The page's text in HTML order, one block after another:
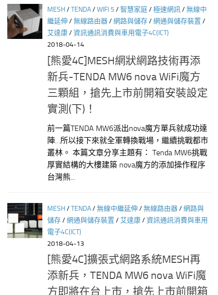
MESH/TENDA/WIFI 5 /智慧家庭/極速網訊/無線中
繼延伸/無線路由器/網路與儲存/網通與儲存裝置 /
艾達康/資訊通訊消費與車用電子4C(ICT)
2018-04-14
[熊愛4C]MESH網狀網路技術再添
新兵-TENDA MW6 nova WiFi魔方
三顆組，搶先上市前開箱安裝設定
實測(下)！
前一篇TENDA MW6派出nova魔方單兵就成功達
陣…所以接下來就全軍轉換戰場，繼續挑戰都市
叢林。 本篇文章分享主題有： Tenda MW6挑戰
厚實結構的大樓建築 nova魔方的添加操作程序
台灣熊...
MESH/TENDA/無線中繼延伸/無線路由器/網路與
儲存/網通與儲存裝置 / 艾達康/資訊通訊消費與車用
電子4C(ICT)
2018-04-13
[熊愛4C]擴張式網路系統MESH再
添新兵，TENDA MW6 nova WiFi魔
方即將在台上市，搶先上市前開箱